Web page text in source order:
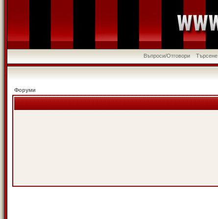
Въпроси/Отговори Търсене
Форуми